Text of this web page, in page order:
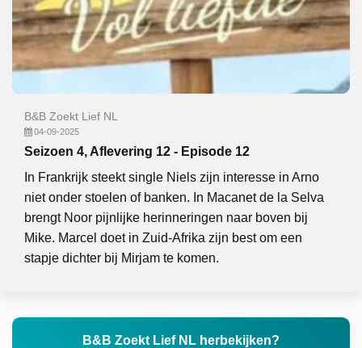
B&B Zoekt Lief NL
04-09-2025
Seizoen 4, Aflevering 12 - Episode 12
In Frankrijk steekt single Niels zijn interesse in Arno
niet onder stoelen of banken. In Macanet de la Selva
brengt Noor pijnlijke herinneringen naar boven bij
Mike. Marcel doet in Zuid-Afrika zijn best om een
stapje dichter bij Mirjam te komen.
B&B Zoekt Lief NL herbekijken?